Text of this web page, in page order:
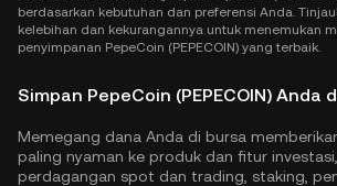
berdasarkan kebutuhan dan preferensi Anda.
kelebihan dan kekurangannya untuk menemukan
penyimpanan PepeCoin (PEPECOIN) yang terbaik.
Simpan PepeCoin (PEPECOIN) Anda
Memegang dana Anda di bursa
paling nyaman ke produk dan fitur
perdagangan spot dan trading, staking,